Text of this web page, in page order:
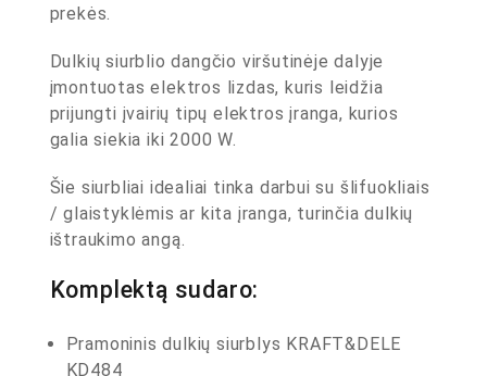
prekės.
Dulkių siurblio dangčio viršutinėje dalyje
įmontuotas elektros lizdas, kuris leidžia
prijungti įvairių tipų elektros įranga, kurios
galia siekia iki 2000 W.
Šie siurbliai idealiai tinka darbui su šlifuokliais
/ glaistyklėmis ar kita įranga, turinčia dulkių
ištraukimo angą.
Komplektą sudaro:
Pramoninis dulkių siurblys KRAFT&DELE
KD484